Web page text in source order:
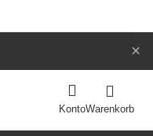
×
KontoWarenkorb